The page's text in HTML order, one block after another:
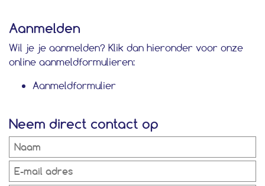
Aanmelden
Wil je je aanmelden? Klik dan hieronder voor onze
online aanmeldformulieren:
Aanmeldformulier
Neem direct contact op